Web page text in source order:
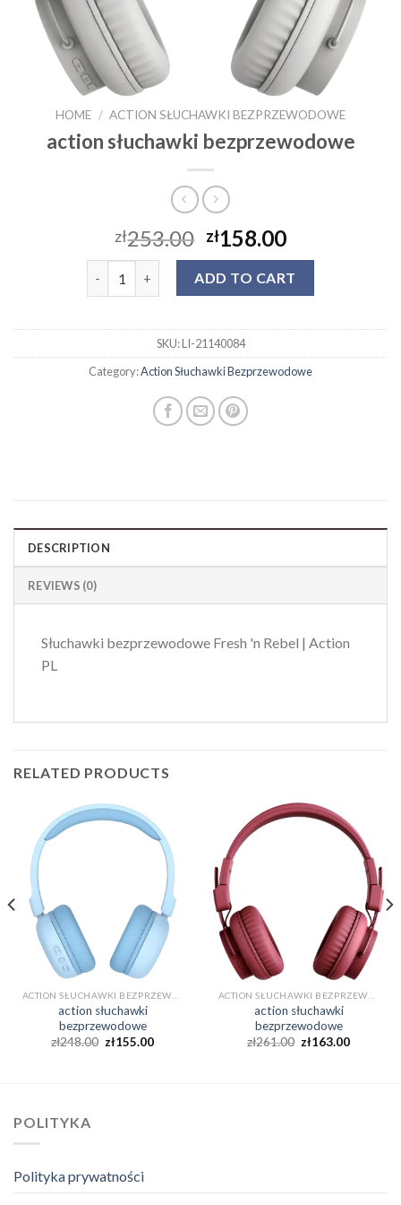
HOME / ACTION SŁUCHAWKI BEZPRZEWODOWE
action słuchawki bezprzewodowe
zł253.00 zł158.00
action słuchawki bezprzewodowe quantity
ADD TO CART
SKU:LI-21140084
Category:Action Słuchawki Bezprzewodowe
DESCRIPTION
REVIEWS (0)
Słuchawki bezprzewodowe Fresh 'n Rebel | Action
PL
RELATED PRODUCTS
action słuchawki
bezprzewodowe
zł248.00 zł155.00
action słuchawki
bezprzewodowe
zł261.00 zł163.00
POLITYKA
Polityka prywatności